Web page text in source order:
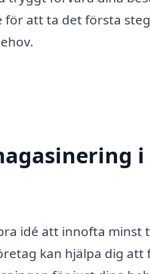
för att ta det första
i
idé att innofta minst
kan hjälpa dig att